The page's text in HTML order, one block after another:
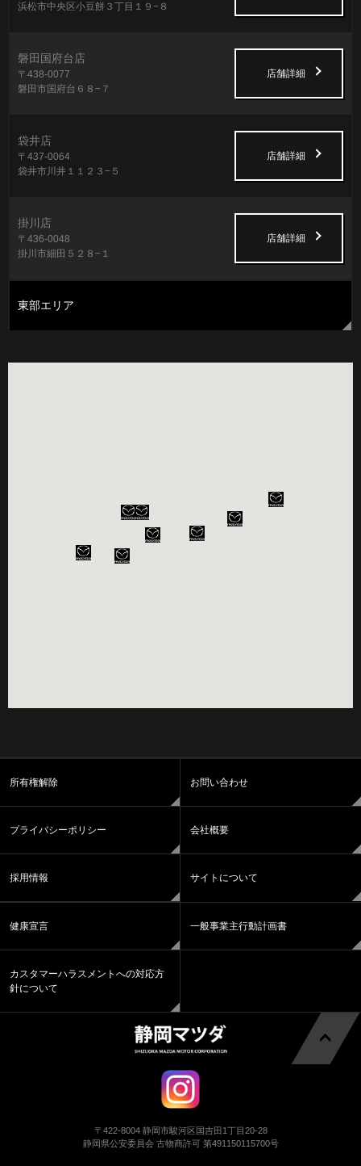
浜松市中央区小豆餅３丁目１９−８
磐田国府台店
〒438-0077
磐田市国府台６８−７
店舗詳細
袋井店
〒437-0064
袋井市川井１１２３−５
店舗詳細
掛川店
〒436-0048
掛川市細田５２８−１
店舗詳細
東部エリア
所有権解除 お問い合わせ
プライバシーポリシー 会社概要
採用情報 サイトについて
健康宣言 一般事業主行動計画書
カスタマーハラスメントへの対応方
針について
〒422-8004 静岡市駿河区国吉田1丁目20-28
静岡県公安委員会 古物商許可 第491150115700号